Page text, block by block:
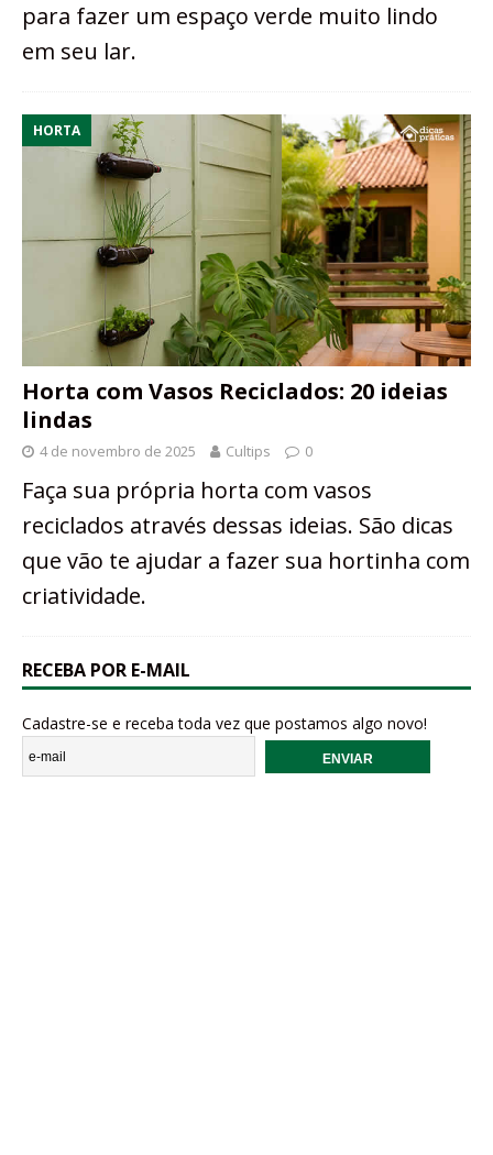
para fazer um espaço verde muito lindo
em seu lar.
HORTA
Horta com Vasos Reciclados: 20 ideias
lindas
4 de novembro de 2025 Cultips 0
Faça sua própria horta com vasos
reciclados através dessas ideias. São dicas
que vão te ajudar a fazer sua hortinha com
criatividade.
RECEBA POR E-MAIL
Cadastre-se e receba toda vez que postamos algo novo!